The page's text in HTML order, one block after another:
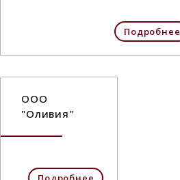
Подробнее
ООО
"Оливия"